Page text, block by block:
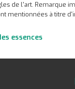
de l'art. Remarque
mentionnées à titre
essences